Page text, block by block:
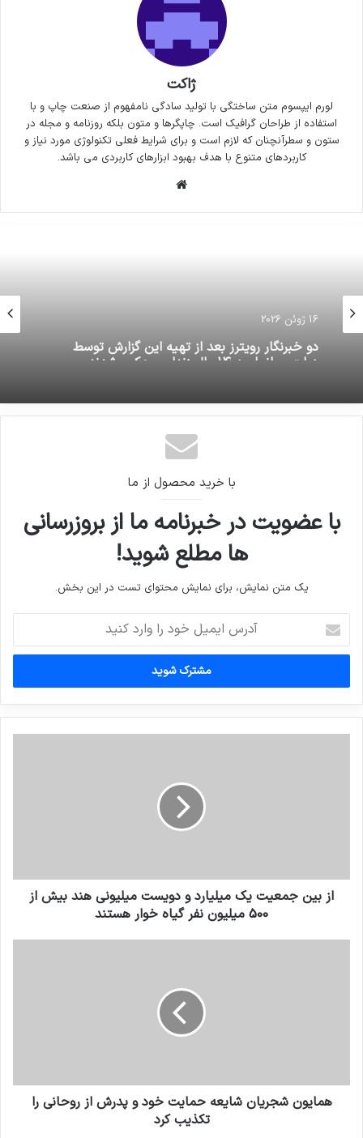
ژاکت
لورم ایپسوم متن ساختگی با تولید سادگی نامفهوم از صنعت چاپ و با
استفاده از طراحان گرافیک است. چاپگرها و متون بلکه روزنامه و مجله در
ستون و سطرآنچنان که لازم است و برای شرایط فعلی تکنولوژی مورد نیاز و
کاربردهای متنوع با هدف بهبود ابزارهای کاربردی می باشد.
16 ژوئن 2026
دو خبرنگار رویترز بعد از تهیه این گزارش توسط
دولت میانمار به ١۴سال زندان محکوم شدند
با خرید محصول از ما
با عضویت در خبرنامه ما از بروزرسانی
ها مطلع شوید!
یک متن نمایش، برای نمایش محتوای تست در این بخش.
ایمیل
خود
وارد
کنید
از بين جمعيت يك ميليارد و دويست ميليونى هند بيش از
500 ميليون نفر گياه خوار هستند
همایون شجریان شایعه حمایت خود و پدرش از روحانی را
تکذیب کرد